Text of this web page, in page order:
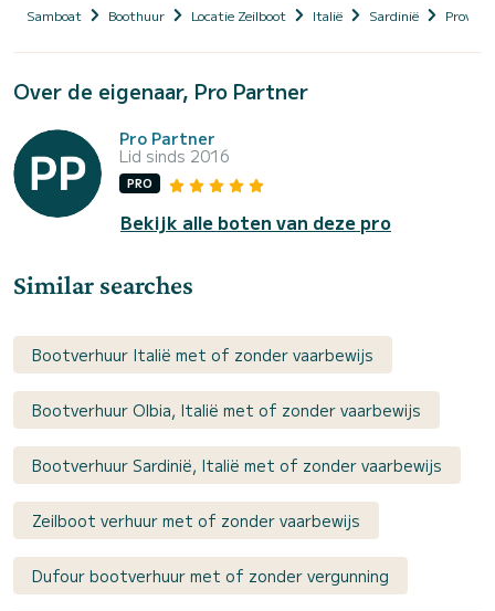
Samboat Boothuur Locatie Zeilboot Italië Sardinië
Over de eigenaar, Pro Partner
Pro Partner
Lid sinds 2016
PRO
Bekijk alle boten van deze pro
Similar searches
Bootverhuur Italië met of zonder vaarbewijs
Bootverhuur Olbia, Italië met of zonder vaarbewijs
Bootverhuur Sardinië, Italië met of zonder vaarbewijs
Zeilboot verhuur met of zonder vaarbewijs
Dufour bootverhuur met of zonder vergunning